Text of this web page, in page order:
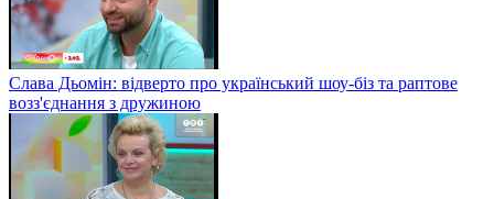
Слава Дьомін: відверто про український шоу-біз та раптове
возз'єднання з дружиною